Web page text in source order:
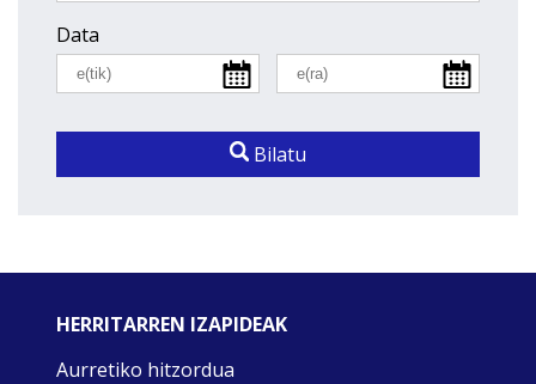
Data
Bilatu
HERRITARREN IZAPIDEAK
Aurretiko hitzordua